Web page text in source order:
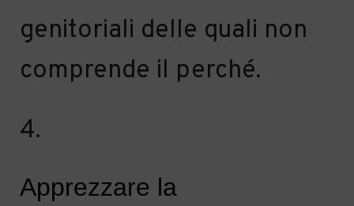
genitoriali delle quali non
comprende il perché.
4.
Apprezzare la